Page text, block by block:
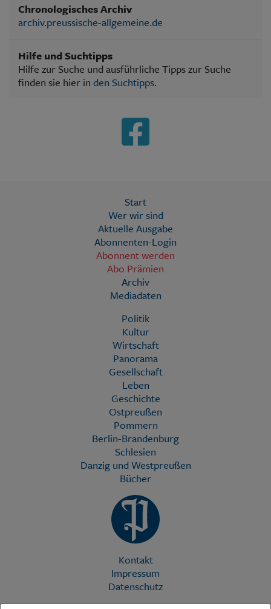
Chronologisches Archiv
archiv.preussische-allgemeine.de
Hilfe und Suchtipps
Hilfe zur Suche und ausführliche Tipps zur Suche
finden sie hier in den Suchtipps.
Start
Wer wir sind
Aktuelle Ausgabe
Abonnenten-Login
Abonnent werden
Abo Prämien
Archiv
Mediadaten
Politik
Kultur
Wirtschaft
Panorama
Gesellschaft
Leben
Geschichte
Ostpreußen
Pommern
Berlin-Brandenburg
Schlesien
Danzig und Westpreußen
Bücher
Kontakt
Impressum
Datenschutz